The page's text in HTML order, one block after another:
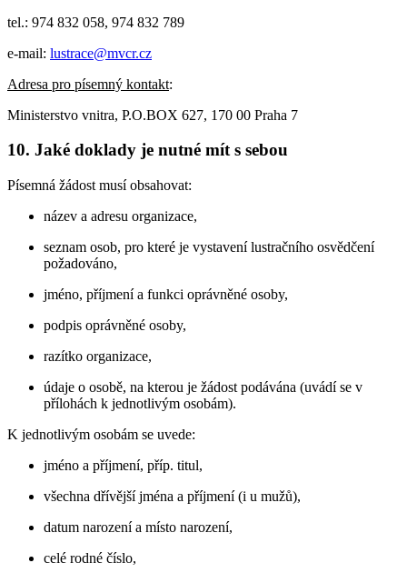
tel.: 974 832 058, 974 832 789
e-mail: lustrace@mvcr.cz
Adresa pro písemný kontakt:
Ministerstvo vnitra, P.O.BOX 627, 170 00 Praha 7
10. Jaké doklady je nutné mít s sebou
Písemná žádost musí obsahovat:
název a adresu organizace,
seznam osob, pro které je vystavení lustračního osvědčení
požadováno,
jméno, příjmení a funkci oprávněné osoby,
podpis oprávněné osoby,
razítko organizace,
údaje o osobě, na kterou je žádost podávána (uvádí se v
přílohách k jednotlivým osobám).
K jednotlivým osobám se uvede:
jméno a příjmení, příp. titul,
všechna dřívější jména a příjmení (i u mužů),
datum narození a místo narození,
celé rodné číslo,